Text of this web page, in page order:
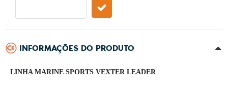
INFORMAÇÕES DO PRODUTO
LINHA MARINE SPORTS VEXTER LEADER